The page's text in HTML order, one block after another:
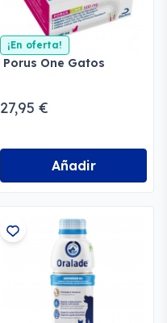
¡En oferta!
Porus One Gatos
27,95 €
Añadir